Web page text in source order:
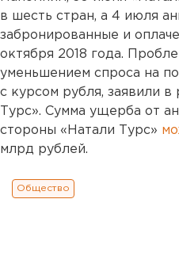
в шесть стран, а 4 июля
забронированные и
октября 2018 года.
уменьшением спроса на
с курсом рубля, заявили в
Турс». Сумма ущерба от
стороны «Натали Турс»
млрд рублей.
Общество